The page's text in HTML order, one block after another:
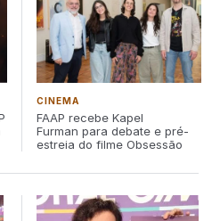
CINEMA
FAAP recebe Kapel
Furman para debate e pré-
estreia do filme Obsessão